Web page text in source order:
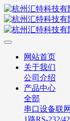
网站首页
关于我们
公司介绍
产品中心
全部
串口设备联
1路RS-232/